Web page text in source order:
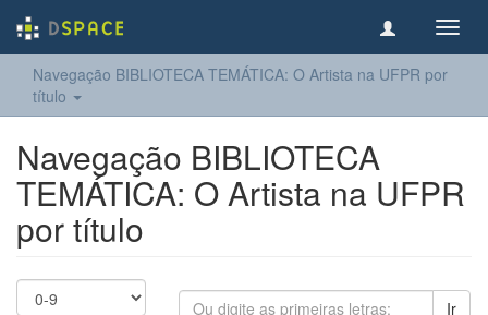
Navegação BIBLIOTECA TEMÁTICA: O Artista na UFPR por
título
Navegação BIBLIOTECA
TEMÁTICA: O Artista na UFPR
por título
Ir